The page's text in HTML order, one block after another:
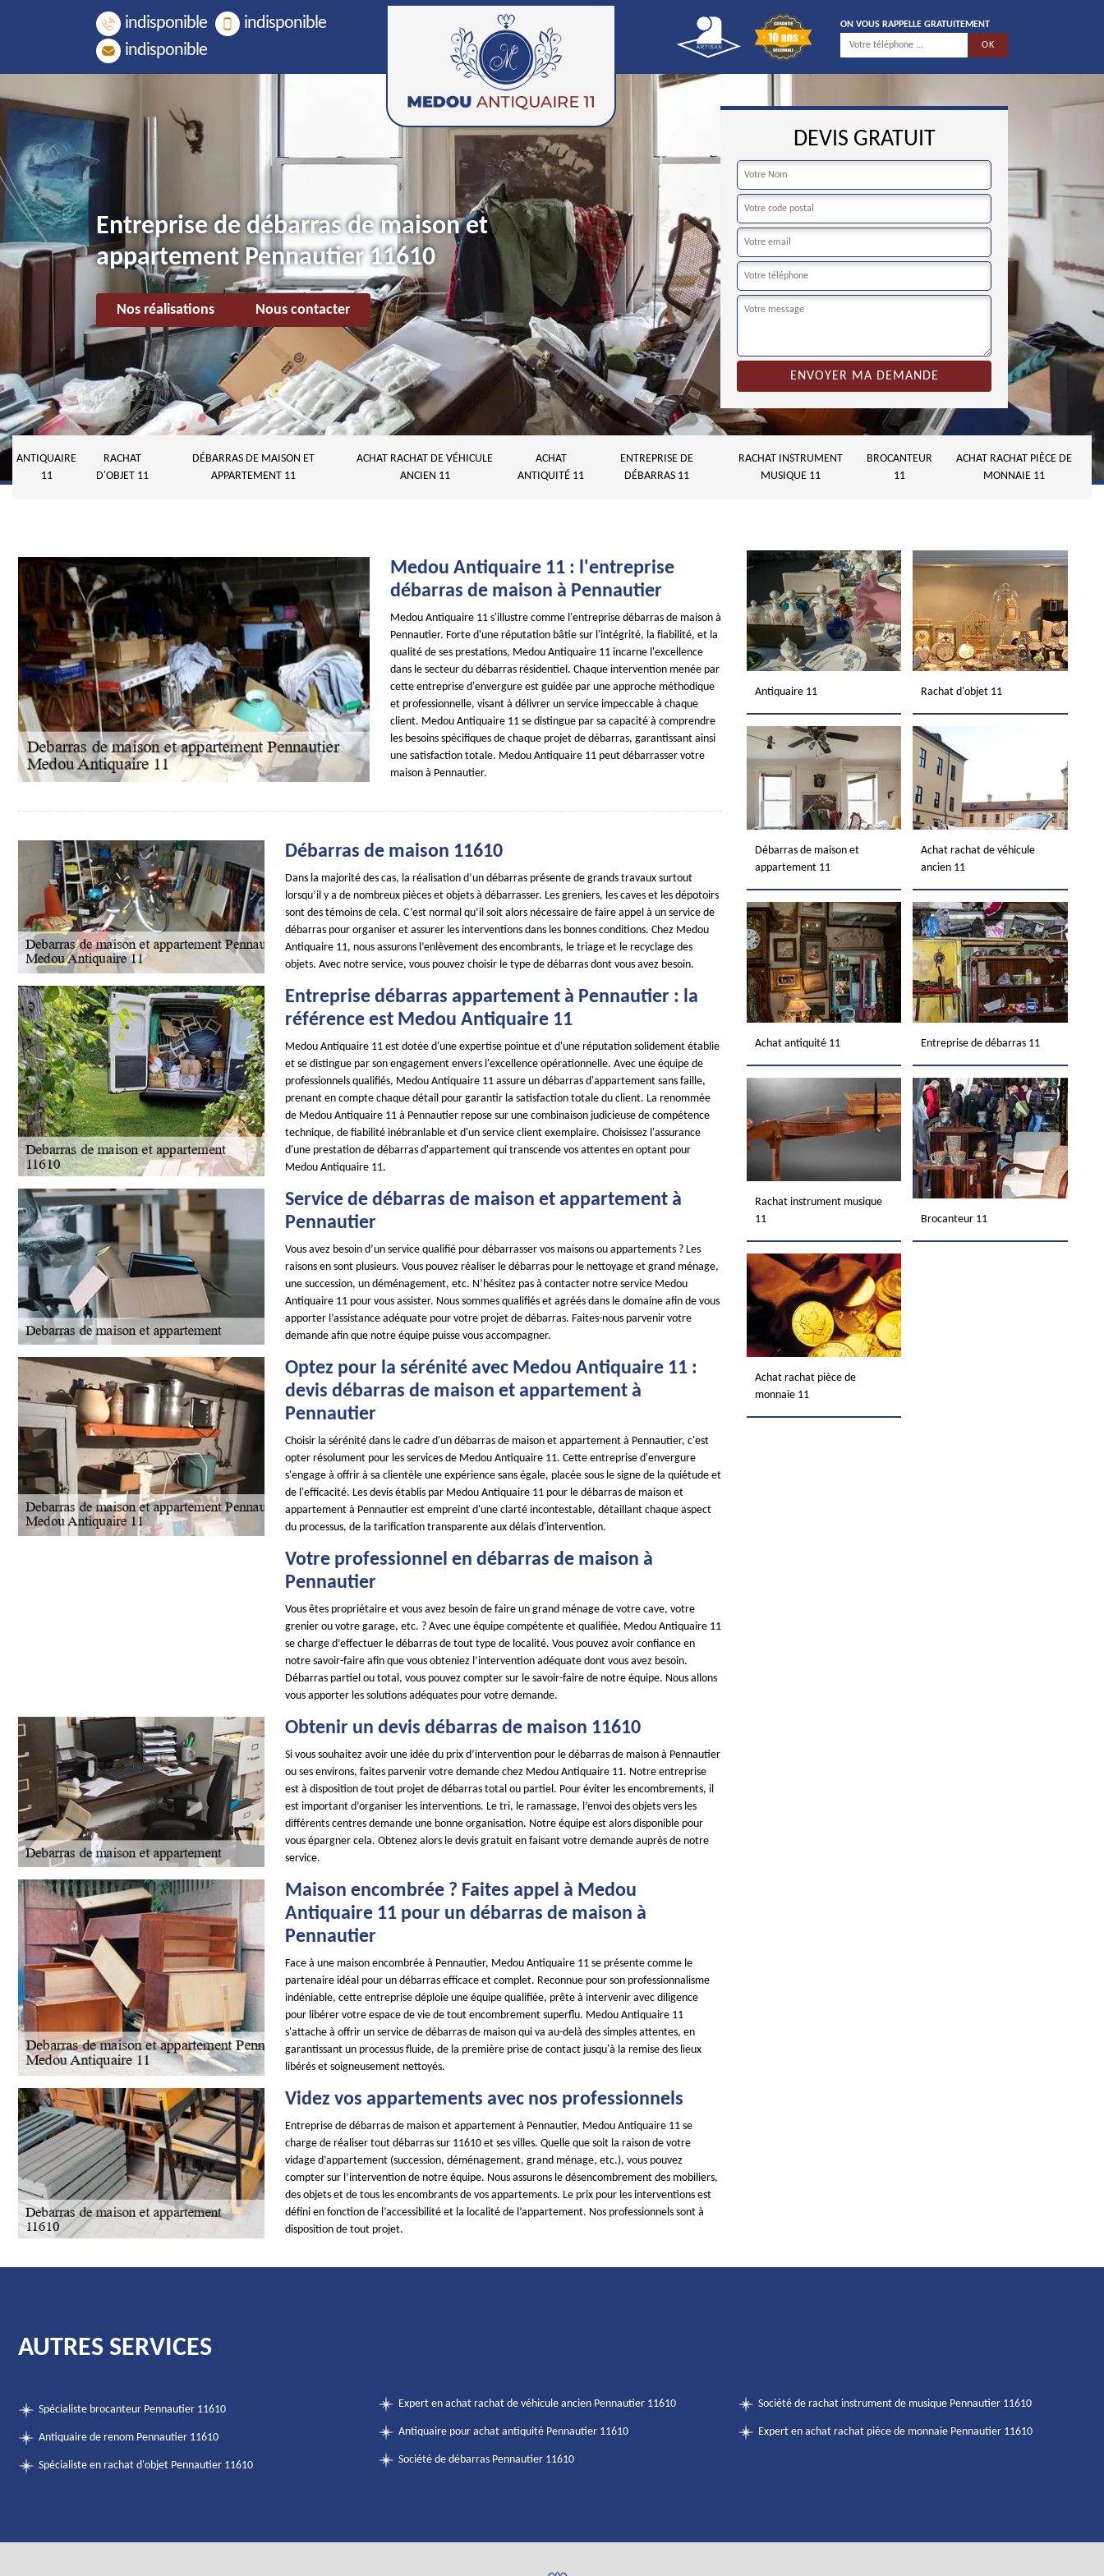
indisponible
indisponible
indisponible
ON VOUS RAPPELLE GRATUITEMENT
Entreprise de débarras de maison et
appartement Pennautier 11610
Nos réalisations Nous contacter
DEVIS GRATUIT
ANTIQUAIRE
11
RACHAT
D'OBJET 11
DÉBARRAS DE MAISON ET
APPARTEMENT 11
ACHAT RACHAT DE VÉHICULE
ANCIEN 11
ACHAT
ANTIQUITÉ 11
ENTREPRISE DE
DÉBARRAS 11
RACHAT INSTRUMENT
MUSIQUE 11
BROCANTEUR
11
ACHAT RACHAT PIÈCE DE
MONNAIE 11
Medou Antiquaire 11 : l'entreprise
débarras de maison à Pennautier
Medou Antiquaire 11 s'illustre comme l'entreprise débarras de maison à
Pennautier. Forte d'une réputation bâtie sur l'intégrité, la fiabilité, et la
qualité de ses prestations, Medou Antiquaire 11 incarne l'excellence
dans le secteur du débarras résidentiel. Chaque intervention menée par
cette entreprise d'envergure est guidée par une approche méthodique
et professionnelle, visant à délivrer un service impeccable à chaque
client. Medou Antiquaire 11 se distingue par sa capacité à comprendre
les besoins spécifiques de chaque projet de débarras, garantissant ainsi
une satisfaction totale. Medou Antiquaire 11 peut débarrasser votre
maison à Pennautier.
Débarras de maison 11610
Dans la majorité des cas, la réalisation d’un débarras présente de grands travaux surtout
lorsqu’il y a de nombreux pièces et objets à débarrasser. Les greniers, les caves et les dépotoirs
sont des témoins de cela. C’est normal qu’il soit alors nécessaire de faire appel à un service de
débarras pour organiser et assurer les interventions dans les bonnes conditions. Chez Medou
Antiquaire 11, nous assurons l’enlèvement des encombrants, le triage et le recyclage des
objets. Avec notre service, vous pouvez choisir le type de débarras dont vous avez besoin.
Entreprise débarras appartement à Pennautier : la
référence est Medou Antiquaire 11
Medou Antiquaire 11 est dotée d'une expertise pointue et d'une réputation solidement établie
et se distingue par son engagement envers l'excellence opérationnelle. Avec une équipe de
professionnels qualifiés, Medou Antiquaire 11 assure un débarras d'appartement sans faille,
prenant en compte chaque détail pour garantir la satisfaction totale du client. La renommée
de Medou Antiquaire 11 à Pennautier repose sur une combinaison judicieuse de compétence
technique, de fiabilité inébranlable et d'un service client exemplaire. Choisissez l'assurance
d'une prestation de débarras d'appartement qui transcende vos attentes en optant pour
Medou Antiquaire 11.
Service de débarras de maison et appartement à
Pennautier
Vous avez besoin d’un service qualifié pour débarrasser vos maisons ou appartements ? Les
raisons en sont plusieurs. Vous pouvez réaliser le débarras pour le nettoyage et grand ménage,
une succession, un déménagement, etc. N’hésitez pas à contacter notre service Medou
Antiquaire 11 pour vous assister. Nous sommes qualifiés et agréés dans le domaine afin de vous
apporter l’assistance adéquate pour votre projet de débarras. Faites-nous parvenir votre
demande afin que notre équipe puisse vous accompagner.
Optez pour la sérénité avec Medou Antiquaire 11 :
devis débarras de maison et appartement à
Pennautier
Choisir la sérénité dans le cadre d'un débarras de maison et appartement à Pennautier, c'est
opter résolument pour les services de Medou Antiquaire 11. Cette entreprise d'envergure
s'engage à offrir à sa clientèle une expérience sans égale, placée sous le signe de la quiétude et
de l'efficacité. Les devis établis par Medou Antiquaire 11 pour le débarras de maison et
appartement à Pennautier est empreint d'une clarté incontestable, détaillant chaque aspect
du processus, de la tarification transparente aux délais d'intervention.
Votre professionnel en débarras de maison à
Pennautier
Vous êtes propriétaire et vous avez besoin de faire un grand ménage de votre cave, votre
grenier ou votre garage, etc. ? Avec une équipe compétente et qualifiée, Medou Antiquaire 11
se charge d’effectuer le débarras de tout type de localité. Vous pouvez avoir confiance en
notre savoir-faire afin que vous obteniez l’intervention adéquate dont vous avez besoin.
Débarras partiel ou total, vous pouvez compter sur le savoir-faire de notre équipe. Nous allons
vous apporter les solutions adéquates pour votre demande.
Obtenir un devis débarras de maison 11610
Si vous souhaitez avoir une idée du prix d’intervention pour le débarras de maison à Pennautier
ou ses environs, faites parvenir votre demande chez Medou Antiquaire 11. Notre entreprise
est à disposition de tout projet de débarras total ou partiel. Pour éviter les encombrements, il
est important d’organiser les interventions. Le tri, le ramassage, l’envoi des objets vers les
différents centres demande une bonne organisation. Notre équipe est alors disponible pour
vous épargner cela. Obtenez alors le devis gratuit en faisant votre demande auprès de notre
service.
Maison encombrée ? Faites appel à Medou
Antiquaire 11 pour un débarras de maison à
Pennautier
Face à une maison encombrée à Pennautier, Medou Antiquaire 11 se présente comme le
partenaire idéal pour un débarras efficace et complet. Reconnue pour son professionnalisme
indéniable, cette entreprise déploie une équipe qualifiée, prête à intervenir avec diligence
pour libérer votre espace de vie de tout encombrement superflu. Medou Antiquaire 11
s'attache à offrir un service de débarras de maison qui va au-delà des simples attentes, en
garantissant un processus fluide, de la première prise de contact jusqu'à la remise des lieux
libérés et soigneusement nettoyés.
Videz vos appartements avec nos professionnels
Entreprise de débarras de maison et appartement à Pennautier, Medou Antiquaire 11 se
charge de réaliser tout débarras sur 11610 et ses villes. Quelle que soit la raison de votre
vidage d’appartement (succession, déménagement, grand ménage, etc.), vous pouvez
compter sur l’intervention de notre équipe. Nous assurons le désencombrement des mobiliers,
des objets et de tous les encombrants de vos appartements. Le prix pour les interventions est
défini en fonction de l’accessibilité et la localité de l’appartement. Nos professionnels sont à
disposition de tout projet.
Antiquaire 11 Rachat d'objet 11
Débarras de maison et
appartement 11
Achat rachat de véhicule
ancien 11
Achat antiquité 11 Entreprise de débarras 11
Rachat instrument musique
11
Brocanteur 11
Achat rachat pièce de
monnaie 11
AUTRES SERVICES
Spécialiste brocanteur Pennautier 11610
Antiquaire de renom Pennautier 11610
Spécialiste en rachat d'objet Pennautier 11610
Expert en achat rachat de véhicule ancien Pennautier 11610
Antiquaire pour achat antiquité Pennautier 11610
Société de débarras Pennautier 11610
Société de rachat instrument de musique Pennautier 11610
Expert en achat rachat pièce de monnaie Pennautier 11610